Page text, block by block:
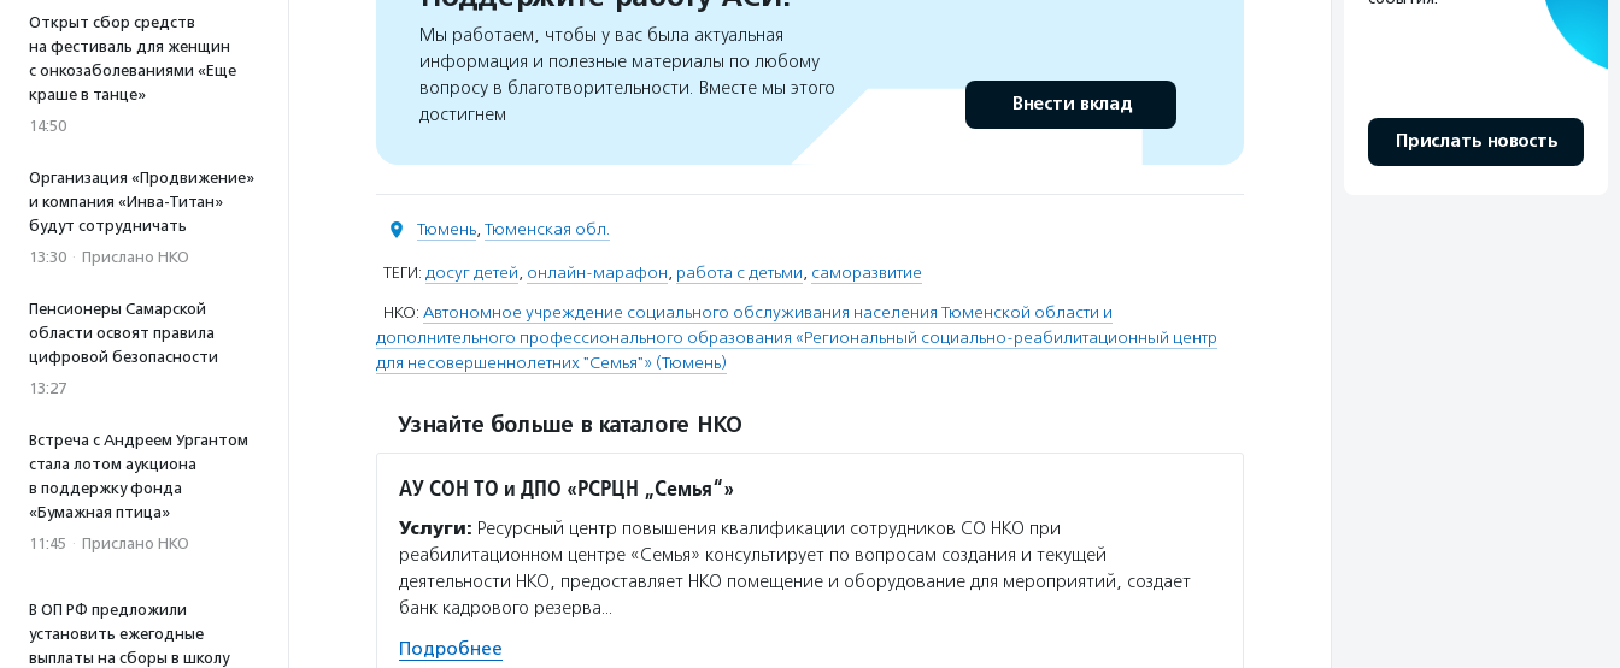
Открыт сбор средств
на фестиваль для женщин
с онкозаболеваниями «Еще
краше в танце»
14:50
Организация «Продвижение»
и компания «Инва-Титан»
будут сотрудничать
13:30 · Прислано НКО
Пенсионеры Самарской
области освоят правила
цифровой безопасности
13:27
Встреча с Андреем Ургантом
стала лотом аукциона
в поддержку фонда
«Бумажная птица»
11:45 · Прислано НКО
В ОП РФ предложили
установить ежегодные
выплаты на сборы в школу
Мы работаем, чтобы у вас была актуальная
информация и полезные материалы по любому
вопросу в благотворительности. Вместе мы этого
достигнем
Внести вклад
Тюмень, Тюменская обл.
ТЕГИ: досуг детей, онлайн-марафон, работа с детьми, саморазвитие
НКО: Автономное учреждение социального обслуживания населения Тюменской области и
дополнительного профессионального образования «Региональный социально-реабилитационный центр
для несовершеннолетних "Семья"» (Тюмень)
Узнайте больше в каталоге НКО
АУ СОН ТО и ДПО «РСРЦН „Семья“»
Услуги: Ресурсный центр повышения квалификации сотрудников СО НКО при
реабилитационном центре «Семья» консультирует по вопросам создания и текущей
деятельности НКО, предоставляет НКО помещение и оборудование для мероприятий, создает
банк кадрового резерва…
Подробнее
Прислать новость